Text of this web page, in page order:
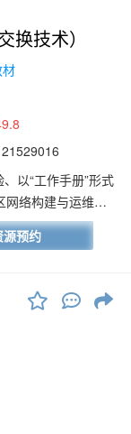
技术）
以“工作手册”形式
网络构建与运维的
到链路聚合、
术。全书以典型
学生在一个完整的
网络规划、部署与
认证的交换技术
用书，也是网络
源预约